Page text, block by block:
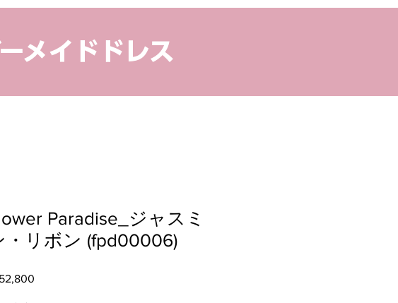
メイドドレス
Paradise_ジャスミ
・リボン (fpd00006)
価